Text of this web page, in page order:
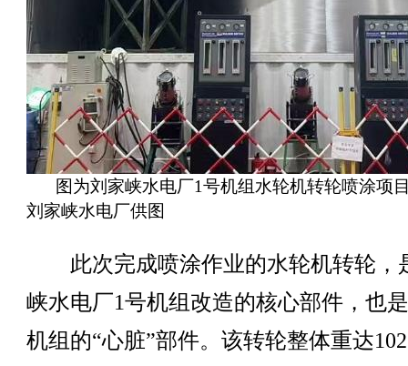
图为刘家峡水电厂1号机组水轮机转轮喷涂项
刘家峡水电厂供图
此次完成喷涂作业的水轮机转轮，
峡水电厂1号机组改造的核心部件，也
机组的“心脏”部件。该转轮整体重达